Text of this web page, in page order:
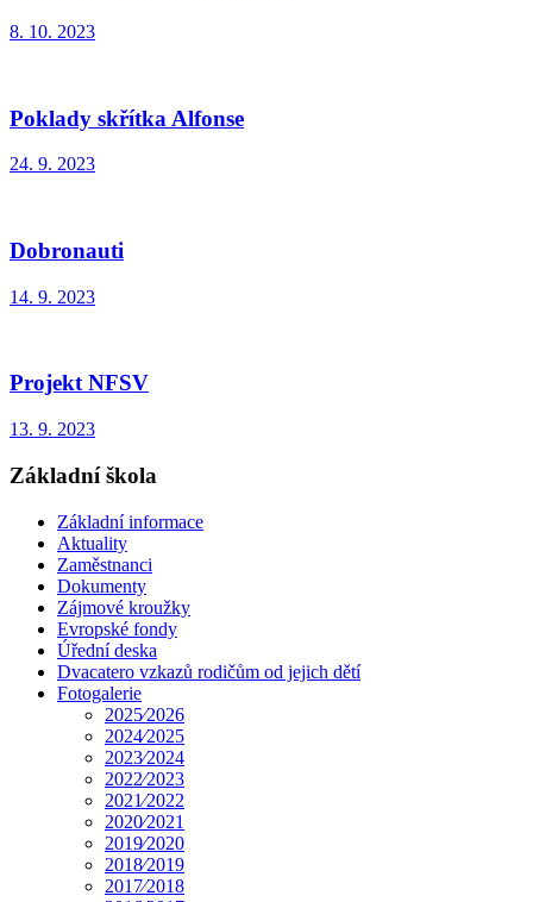
8. 10. 2023
Poklady skřítka Alfonse
24. 9. 2023
Dobronauti
14. 9. 2023
Projekt NFSV
13. 9. 2023
Základní škola
Základní informace
Aktuality
Zaměstnanci
Dokumenty
Zájmové kroužky
Evropské fondy
Úřední deska
Dvacatero vzkazů rodičům od jejich dětí
Fotogalerie
2025⁄2026
2024⁄2025
2023⁄2024
2022⁄2023
2021⁄2022
2020⁄2021
2019⁄2020
2018⁄2019
2017⁄2018